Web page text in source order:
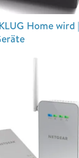
Home wird